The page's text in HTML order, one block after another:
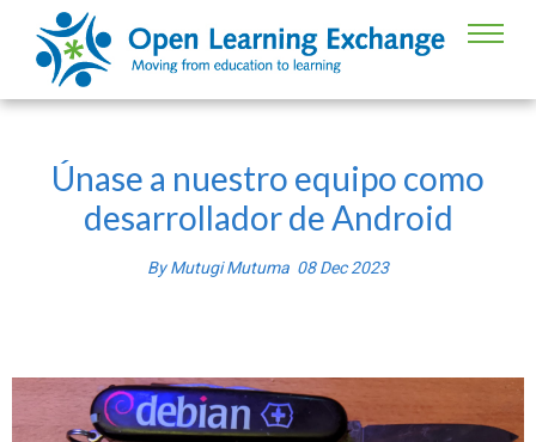
Únase a nuestro equipo como
desarrollador de Android
ByMutugi Mutuma 08 Dec 2023